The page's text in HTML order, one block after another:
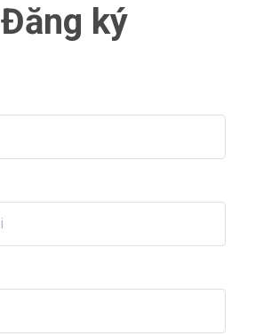
Đăng ký